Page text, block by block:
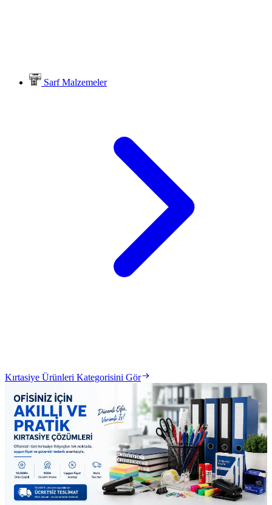
Sarf Malzemeler
Kırtasiye Ürünleri Kategorisini Gör